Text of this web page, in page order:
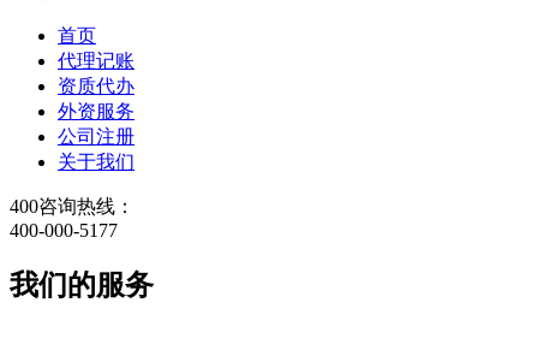
首页
代理记账
资质代办
外资服务
公司注册
关于我们
400咨询热线：
400-000-5177
我们的服务